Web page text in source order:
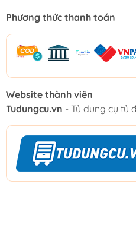
Phương thức thanh toán
Website thành viên
Tudungcu.vn - Tủ dụng cụ tủ